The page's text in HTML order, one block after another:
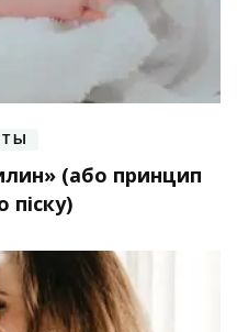
(або принцип
піску)